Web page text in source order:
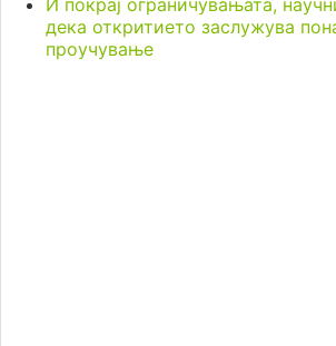
дека откритието заслужува
проучување